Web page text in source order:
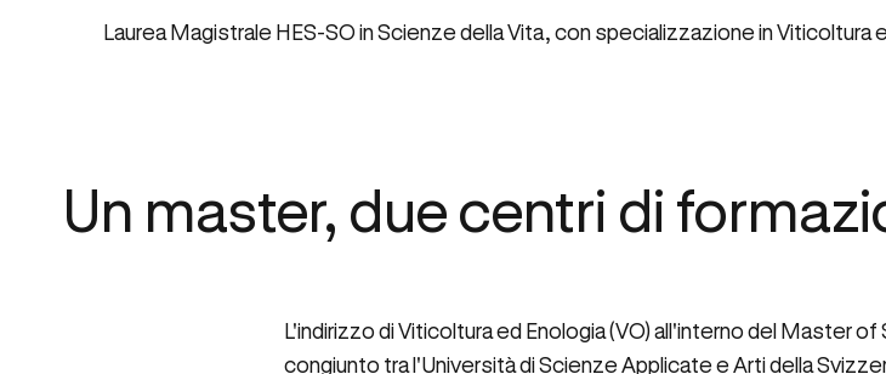
Laurea Magistrale HES-SO in Scienze della Vita, con specializzazione in Viticoltura
Un master, due centri di
L'indirizzo di Viticoltura ed Enologia (VO) all'interno del Master
congiunto tra l'Università di Scienze Applicate e Arti della